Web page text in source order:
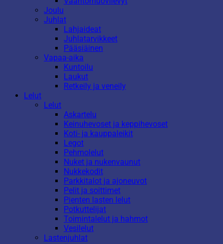
Joulu
Juhlat
Lahjaideat
Juhlatarvikkeet
Pääsiäinen
Vapaa-aika
Kuntoilu
Laukut
Retkeily ja veneily
Lelut
Lelut
Askartelu
Keinuhevoset ja keppihevoset
Koti- ja kauppaleikit
Legot
Pehmolelut
Nuket ja nukenvaunut
Nukkekodit
Parkkitalot ja ajoneuvot
Pelit ja soittimet
Pienten lasten lelut
Potkuttelijat
Toimintalelut ja hahmot
Vesilelut
Lastenjuhlat